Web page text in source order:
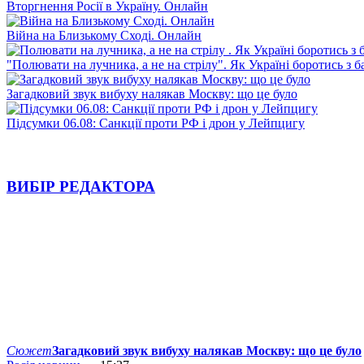
Вторгнення Росії в Україну. Онлайн
Війна на Близькому Сході. Онлайн
"Полювати на лучника, а не на стрілу". Як Україні боротись з
Загадковий звук вибуху налякав Москву: що це було
Підсумки 06.08: Санкції проти РФ і дрон у Лейпцигу
ВИБІР РЕДАКТОРА
СюжетЗагадковий звук вибуху налякав Москву: що це було